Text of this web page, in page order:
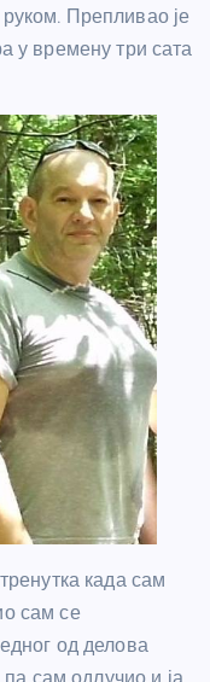
Препливао је
у времену три сата
када сам
сам се
од делова